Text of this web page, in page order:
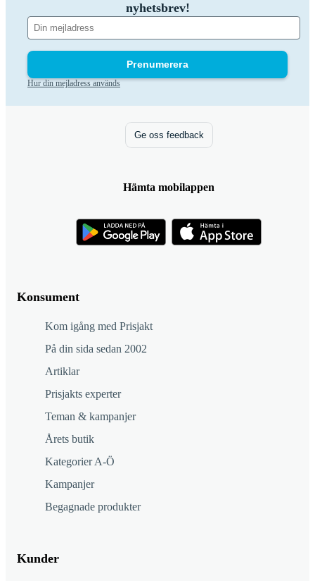
nyhetsbrev!
Prenumerera
Hur din mejladress används
Konsument
Kom igång med Prisjakt
På din sida sedan 2002
Artiklar
Prisjakts experter
Teman & kampanjer
Årets butik
Kategorier A-Ö
Kampanjer
Begagnade produkter
Kunder
Ge oss feedback
Hämta mobilappen